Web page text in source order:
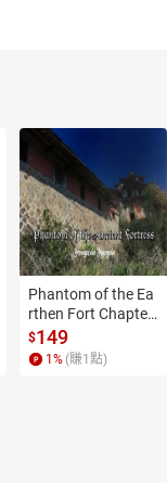
Phantom of the Ea
rthen Fort Chapter
4【有聲書】
$149
1 % (賺1 點)